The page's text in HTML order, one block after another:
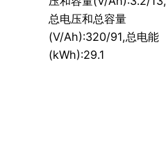
总电压和总容量
(V/Ah):320/91,总电能
(kWh):29.1